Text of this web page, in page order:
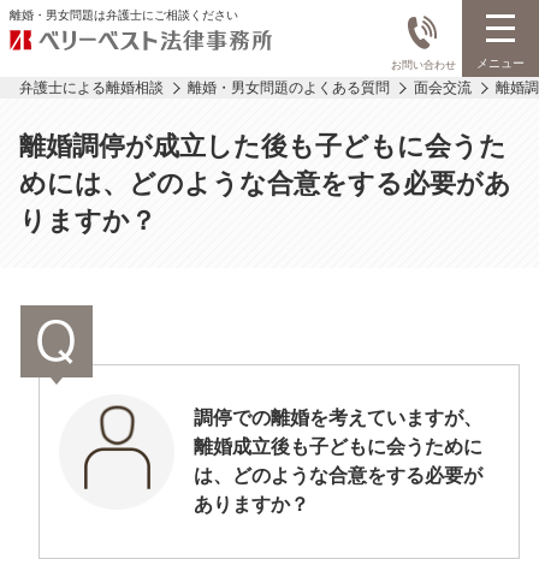
離婚・男女問題は弁護士にご相談ください
お問い合わせ メニュー
弁護士による離婚相談 離婚・男女問題のよくある質問 面会交流 離婚
離婚調停が成立した後も子どもに会うた
めには、どのような合意をする必要があ
りますか？
調停での離婚を考えていますが、
離婚成立後も子どもに会うために
は、どのような合意をする必要が
ありますか？